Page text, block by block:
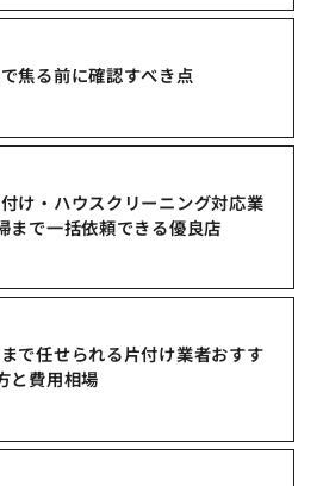
焦る前に確認すべき点
け・ハウスクリーニング対応業
まで一括依頼できる優良店
で任せられる片付け業者おすす
と費用相場